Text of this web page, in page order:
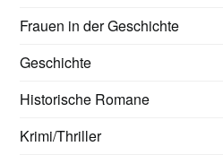
Frauen in der Geschichte
Geschichte
Historische Romane
Krimi/Thriller